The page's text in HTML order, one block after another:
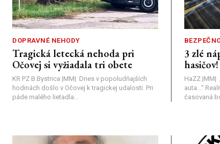
DOPRAVNÉ NEHODY
Tragická letecká nehoda pri
Očovej si vyžiadala tri obete
KR PZ B.Bystrica |MM| Dnes v popoludňajších
hodinách došlo v Očovej k tragickej udalosti. Pri
páde malého lietadla...
3 zlé
hasičov!
HaZZ |MM|
auta...“
časovaná